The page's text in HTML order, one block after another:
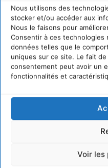
Nous utilisons des
stocker et/ou accéder aux
Nous le faisons pour
Consentir à ces technologies
données telles que le
uniques sur ce site. Le fait
consentement peut avoir un
fonctionnalités et
Voir les
L’éco-anxiété informe
28 juillet 2026
7 indicateurs pour des
adaptées au
27 juillet 2026